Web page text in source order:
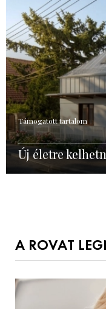
Támogatott tartalom
Új életre
A ROVAT